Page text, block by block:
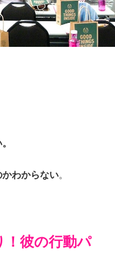
わからない。
！彼の行動パ